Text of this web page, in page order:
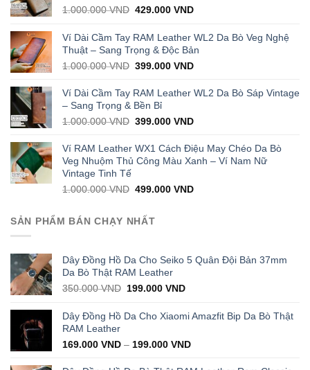
1.000.000VND Original
was:
1.000.000 VND.
429.000VNDCurrent
is:
429.000 VND.
Ví Dài Cầm Tay RAM Leather WL2 Da Bò Veg Nghệ
Thuật – Sang Trọng & Độc Bản
1.000.000VND Original
was:
1.000.000 VND.
399.000VNDCurrent
is:
Ví Dài Cầm Tay RAM Leather WL2 Da Bò Sáp Vintage
– Sang Trọng & Bền Bỉ
1.000.000VND Original
was:
1.000.000 VND.
399.000VNDCurrent
is:
399.000 VND.
Ví RAM Leather WX1 Cách Điệu May Chéo Da Bò
Veg Nhuộm Thủ Công Màu Xanh – Ví Nam Nữ
Vintage Tinh Tế
1.000.000VND Original
was:
1.000.000 VND.
499.000VNDCurrent
SẢN PHẨM BÁN CHẠY NHẤT
Dây Đồng Hồ Da Cho Seiko 5 Quân Đội Bản 37mm
Da Bò Thật RAM Leather
350.000VND Original
was:
199.000VNDCurrent
is:
199.000 VND.
Dây Đồng Hồ Da Cho Xiaomi Amazfit Bip Da Bò Thật
RAM Leather
169.000 VND – 199.000 VND